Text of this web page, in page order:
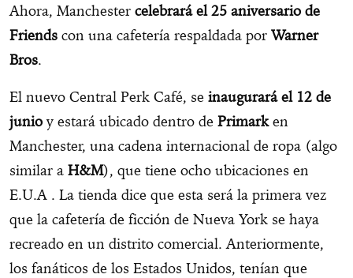
Ahora, Manchester celebrará el 25 aniversario de
Friends con una cafetería respaldada por Warner
Bros.
El nuevo Central Perk Café, se inaugurará el 12 de
junio y estará ubicado dentro de Primarken
Manchester, una cadena internacional de ropa (algo
similar a H&M), que tiene ocho ubicaciones en
E.U.A . La tienda dice que esta será la primera vez
que la cafetería de ficción de Nueva York se haya
recreado en un distrito comercial. Anteriormente,
los fanáticos de los Estados Unidos, tenían que